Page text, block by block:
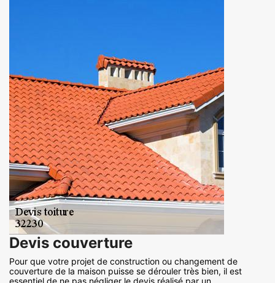
Devis couverture
Pour que votre projet de construction ou changement de
couverture de la maison puisse se dérouler très bien, il est